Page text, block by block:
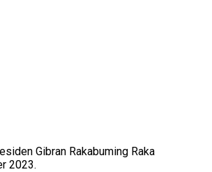
Gibran Rakabuming Raka
2023.